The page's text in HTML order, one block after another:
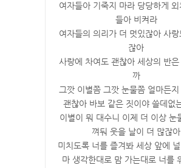
여자들아 기죽지 마라 당당하게
들아 비켜라
여자들의 의리가 더 멋있잖아 사
잖아
사랑에 차여도 괜찮아 세상의 반은
까
그깟 이별쯤 그깟 눈물쯤 얼마든
괜찮아 바보 같은 짓이야 쓸데없
이별이 뭐 대수니 이제 더 이상 눈
껴둬 웃을 날이 더 많잖아
미치도록 너를 즐겨봐 세상 앞에 널
마 생각한대로 맘 가는대로 너를